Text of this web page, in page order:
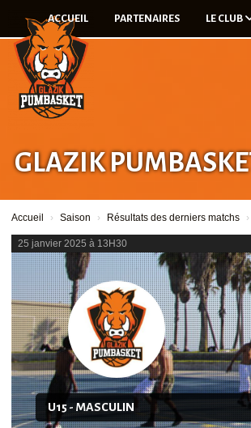
ACCUEIL PARTENAIRES LE CLUB
GLAZIK
Accueil Saison Résultats des derniers matchs
25 janvier 2025 à 13H30
U15 - MASCULIN